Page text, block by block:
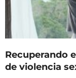
Recuperando
de violencia